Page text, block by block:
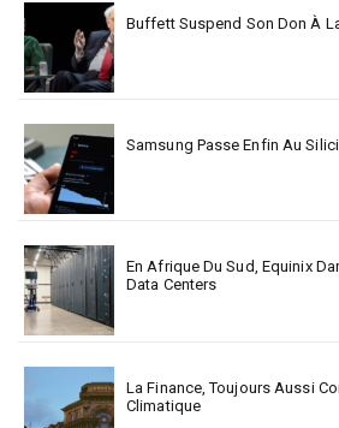
Buffett Suspend Son Don À
Samsung Passe Enfin Au
En Afrique Du Sud, Equinix
Data Centers
La Finance, Toujours Aussi
Climatique